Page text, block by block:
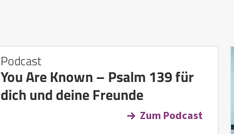
Podcast
You Are Known – Psalm 139 für
dich und deine Freunde
Zum Podcast